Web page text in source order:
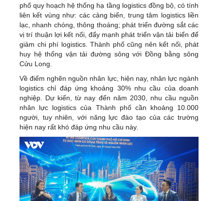
phố quy hoạch hệ thống hạ tầng logistics đồng bộ, có tính
liên kết vùng như: các cảng biển, trung tâm logistics liền
lạc, nhanh chóng, thông thoáng; phát triển đường sắt các
vị trí thuận lợi kết nối, đẩy mạnh phát triển vận tải biển để
giảm chi phí logistics. Thành phố cũng nên kết nối, phát
huy hệ thống vận tải đường sông với Đồng bằng sông
Cửu Long.
Về điểm nghẽn nguồn nhân lực, hiện nay, nhân lực ngành
logistics chỉ đáp ứng khoảng 30% nhu cầu của doanh
nghiệp. Dự kiến, từ nay đến năm 2030, nhu cầu nguồn
nhân lực logistics của Thành phố cần khoảng 10.000
người, tuy nhiên, với năng lực đào tạo của các trường
hiện nay rất khó đáp ứng nhu cầu này.